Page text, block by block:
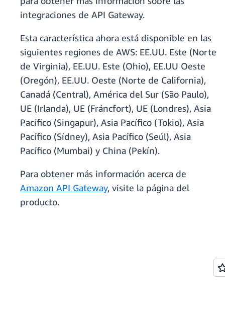
integraciones de API Gateway.
Esta característica ahora está disponible en las
siguientes regiones de AWS: EE.UU. Este (Norte
de Virginia), EE.UU. Este (Ohio), EE.UU Oeste
(Oregón), EE.UU. Oeste (Norte de California),
Canadá (Central), América del Sur (São Paulo),
UE (Irlanda), UE (Fráncfort), UE (Londres), Asia
Pacífico (Singapur), Asia Pacífico (Tokio), Asia
Pacífico (Sídney), Asia Pacífico (Seúl), Asia
Pacífico (Mumbai) y China (Pekín).
Para obtener más información acerca de
Amazon API Gateway, visite la página del
producto.